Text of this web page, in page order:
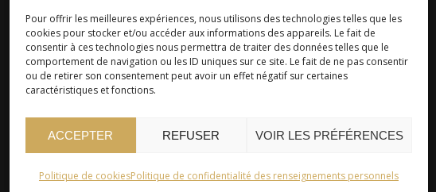
Pour offrir les meilleures expériences, nous utilisons des technologies telles que les
cookies pour stocker et/ou accéder aux informations des appareils. Le fait de
consentir à ces technologies nous permettra de traiter des données telles que le
comportement de navigation ou les ID uniques sur ce site. Le fait de ne pas consentir
ou de retirer son consentement peut avoir un effet négatif sur certaines
caractéristiques et fonctions.
ACCEPTER REFUSER VOIR LES PRÉFÉRENCES
Politique de cookiesPolitique de confidentialité des renseignements personnels
NOUVELLES
CONTACTEZ-NOUS